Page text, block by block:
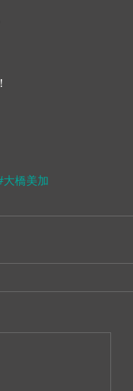
大橋美加